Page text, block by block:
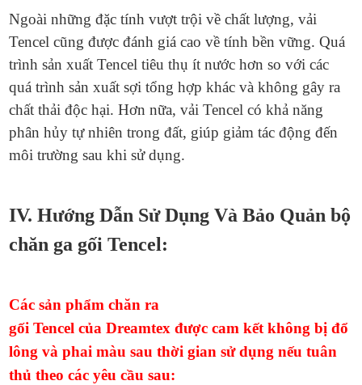
Ngoài những đặc tính vượt trội về chất lượng, vải
Tencel cũng được đánh giá cao về tính bền vững. Quá
trình sản xuất Tencel tiêu thụ ít nước hơn so với các
quá trình sản xuất sợi tổng hợp khác và không gây ra
chất thải độc hại. Hơn nữa, vải Tencel có khả năng
phân hủy tự nhiên trong đất, giúp giảm tác động đến
môi trường sau khi sử dụng.
IV. Hướng Dẫn Sử Dụng Và Bảo Quản bộ
chăn ga gối Tencel:
Các sản phẩm chăn ra
gối Tencel của Dreamtex được cam kết không bị đổ
lông và phai màu sau thời gian sử dụng nếu tuân
thủ theo các yêu cầu sau: